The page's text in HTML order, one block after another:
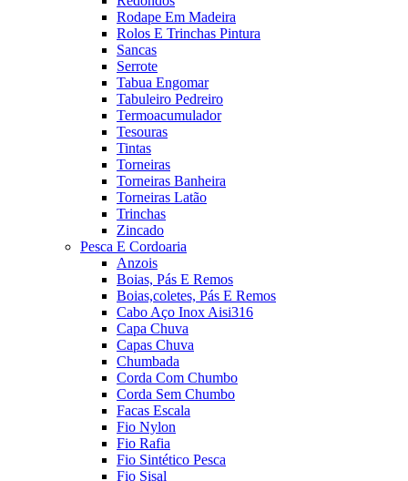
Rodape Em Madeira
Rolos E Trinchas Pintura
Sancas
Serrote
Tabua Engomar
Tabuleiro Pedreiro
Termoacumulador
Tesouras
Tintas
Torneiras
Torneiras Banheira
Torneiras Latão
Trinchas
Zincado
Pesca E Cordoaria
Anzois
Boias, Pás E Remos
Boias,coletes, Pás E Remos
Cabo Aço Inox Aisi316
Capa Chuva
Capas Chuva
Chumbada
Corda Com Chumbo
Corda Sem Chumbo
Facas Escala
Fio Nylon
Fio Rafia
Fio Sintético Pesca
Fio Sisal